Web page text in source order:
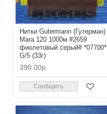
Нитки Gutermann (Гутерман)
Mara 120 1000м #2659
фиолетовый серый# *07700*
G/5 (33г)
390.00р.
Сообщить